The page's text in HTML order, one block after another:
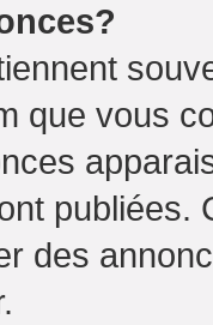
que vous
publiées.
des